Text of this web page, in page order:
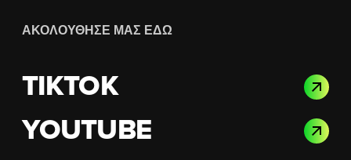
ΑΚΟΛΟΎΘΗΣΈ ΜΑΣ ΕΔΏ
TIKTOK
YOUTUBE